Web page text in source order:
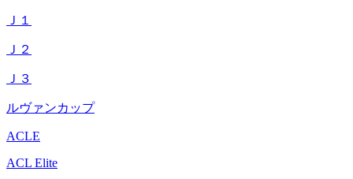
Ｊ１
Ｊ２
Ｊ３
ルヴァンカップ
ACLE
ACL Elite